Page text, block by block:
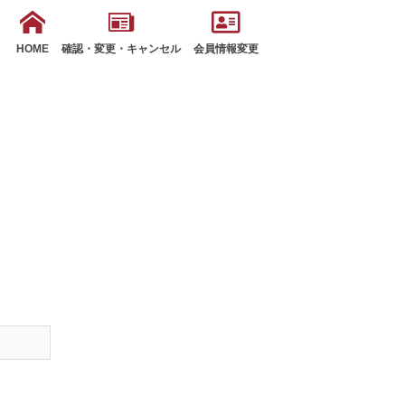
HOME 確認・変更・キャンセル 会員情報変更